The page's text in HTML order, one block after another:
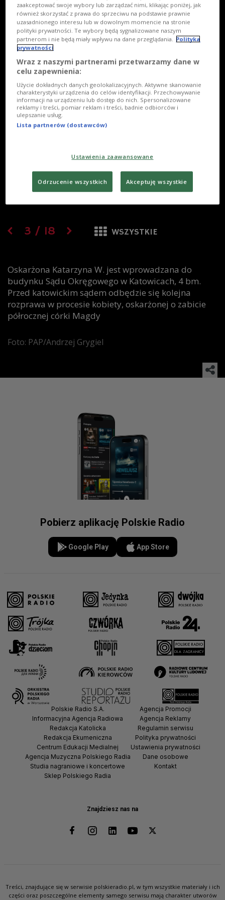
3 / 18 WSZYSTKIE
Oskarżona Katarzyna W. jest wprowadzana do
budynku Sądu Okręgowego w Katowicach, 4 bm.
Przed katowickim sądem odbędzie się kolejna
rozprawa w procesie kobiety, oskarżonej o zabicie
półrocznej córki Magdy
Foto: PAP/Andrzej Grygiel
Pobierz aplikację Polskie Radio
Google Play App Store
Znajdziesz nas na
Polskie Radio S.A.
Informacyjna Agencja Radiowa
Redakcja Katolicka
Redakcja Ekumeniczna
Centrum Edukacji Medialnej
Agencja Muzyczna Polskiego Radia
Studia nagraniowe i koncertowe
Sklep Polskiego Radia
Agencja Promocji
Agencja Reklamy
Regulamin serwisu
Polityka prywatności
Ustawienia prywatności
Dane osobowe
Kontakt
Treści, znajdujące się w serwisie polskieradio.pl, w tym wszystkie materiały i ich
części oraz poszczególne elementy samego serwisu mają charakter utworów
zaakceptować swoje wybory lub zarządzać nimi, klikając poniżej, jak
również skorzystać z prawa do sprzeciwu na podstawie prawnie
uzasadnionego interesu lub w dowolnym momencie na stronie
polityki prywatności. Te wybory będą sygnalizowane naszym
partnerom i nie będą miały wpływu na dane przeglądania. Polityka
prywatności
Wraz z naszymi partnerami przetwarzamy dane w
celu zapewnienia:
Użycie dokładnych danych geolokalizacyjnych. Aktywne skanowanie
charakterystyki urządzenia do celów identyfikacji. Przechowywanie
informacji na urządzeniu lub dostęp do nich. Spersonalizowane
reklamy i treści, pomiar reklam i treści, badnie odbiorców i
ulepszanie usług.
Lista partnerów (dostawców)
Ustawienia zaawansowane
Odrzucenie wszystkich Akceptuję wszystkie